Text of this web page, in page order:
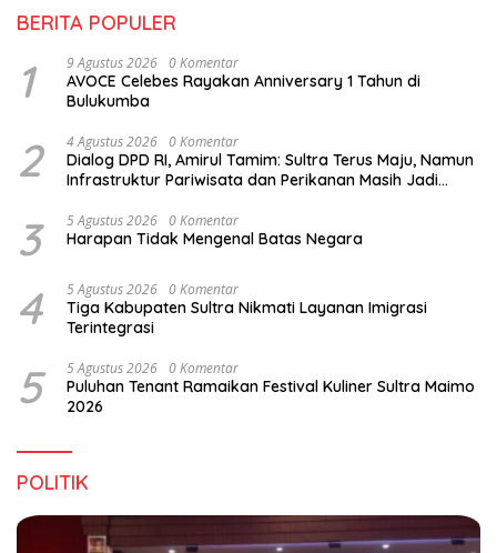
BERITA POPULER
1 9 Agustus 2026 0 Komentar
AVOCE Celebes Rayakan Anniversary 1 Tahun di
Bulukumba
2 4 Agustus 2026 0 Komentar
Dialog DPD RI, Amirul Tamim: Sultra Terus Maju, Namun
Infrastruktur Pariwisata dan Perikanan Masih Jadi
3 5 Agustus 2026 0 Komentar
Harapan Tidak Mengenal Batas Negara
4 5 Agustus 2026 0 Komentar
Tiga Kabupaten Sultra Nikmati Layanan Imigrasi
Terintegrasi
5 5 Agustus 2026 0 Komentar
Puluhan Tenant Ramaikan Festival Kuliner Sultra Maimo
2026
POLITIK